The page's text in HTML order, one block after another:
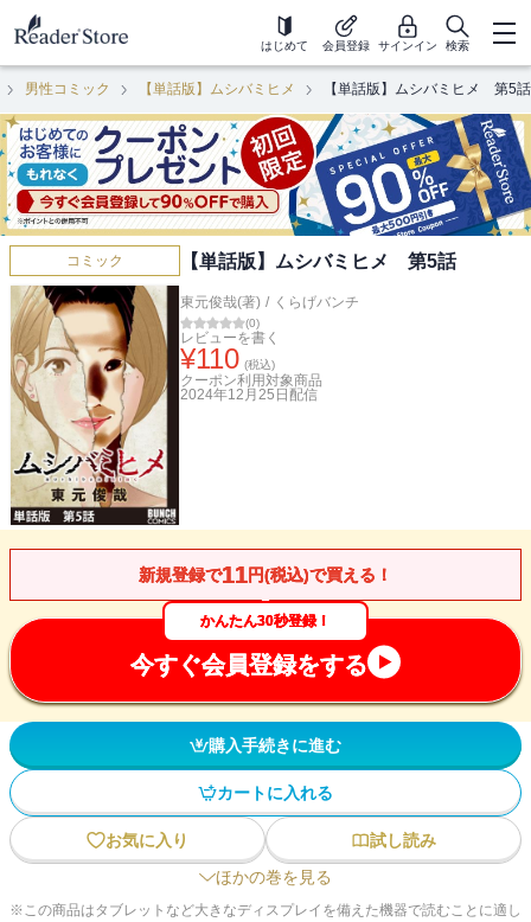
はじめて 会員登録 サインイン 検索
男性コミック 【単話版】ムシバミヒメ 【単話版】ムシバミヒメ 第5話
コミック 【単話版】ムシバミヒメ 第5話
東元俊哉(著) / くらげバンチ
(0)
レビューを書く
¥110 (税込)
クーポン利用対象商品
2024年12月25日 配信
新規登録で11円(税込)で買える！
かんたん30秒登録！
今すぐ会員登録をする
購入手続きに進む
カートに入れる
お気に入り
試し読み
ほかの巻を見る
※この商品はタブレットなど大きなディスプレイを備えた機器で読むことに適し